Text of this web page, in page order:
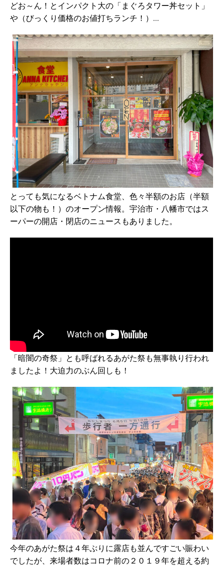
どお～ん！とインパクト大の「まぐろタワー丼セット」
や（びっくり価格のお値打ちランチ！）…
とっても気になるベトナム食堂、色々半額のお店（半額
以下の物も！）のオープン情報。宇治市・八幡市ではス
ーパーの開店・閉店のニュースもありました。
「暗闇の奇祭」とも呼ばれるあがた祭も無事執り行われ
ましたよ！大迫力のぶん回しも！
今年のあがた祭は４年ぶりに露店も並んですごい賑わい
でしたが、来場者数はコロナ前の２０１９年を超える約